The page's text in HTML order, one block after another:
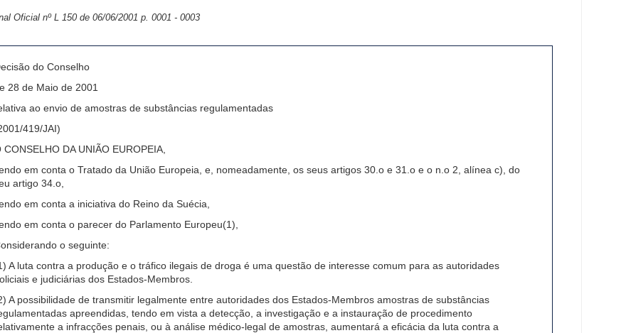
Oficial nº L 150 de 06/06/2001 p. 0001 - 0003
do Conselho
28 de Maio de 2001
ao envio de amostras de substâncias regulamentadas
419/JAI)
CONSELHO DA UNIÃO EUROPEIA,
em conta o Tratado da União Europeia, e, nomeadamente, os seus artigos 30.o e 31.o e o n.o 2, alínea c), do
artigo 34.o,
em conta a iniciativa do Reino da Suécia,
em conta o parecer do Parlamento Europeu(1),
o seguinte:
A luta contra a produção e o tráfico ilegais de droga é uma questão de interesse comum para as autoridades
e judiciárias dos Estados-Membros.
A possibilidade de transmitir legalmente entre autoridades dos Estados-Membros amostras de substâncias
apreendidas, tendo em vista a detecção, a investigação e a instauração de procedimento
a infracções penais, ou à análise médico-legal de amostras, aumentará a eficácia da luta contra a